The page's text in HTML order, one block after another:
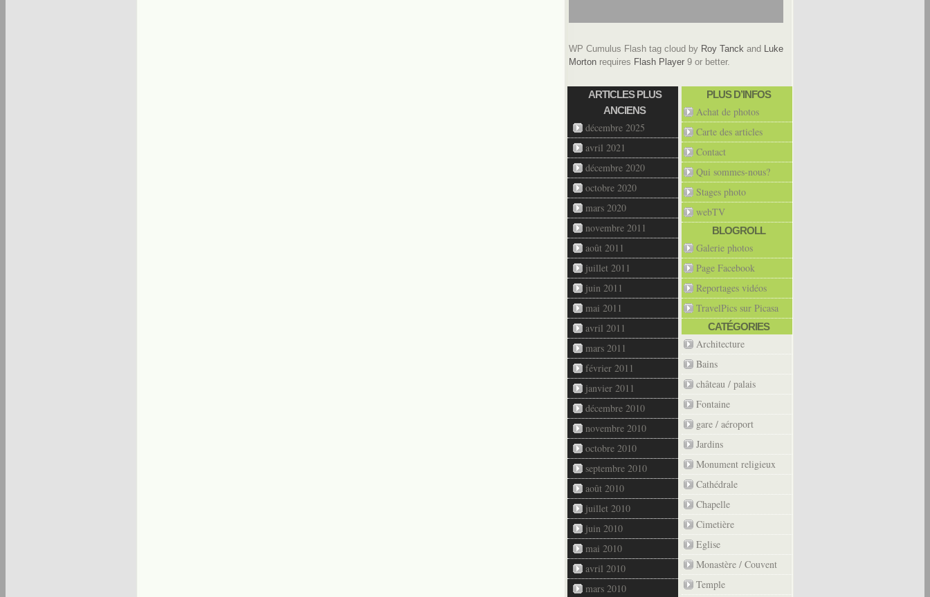
WP Cumulus Flash tag cloud by Roy Tanck and Luke
Morton requires Flash Player 9 or better.
ARTICLES PLUS
ANCIENS
décembre 2025
avril 2021
décembre 2020
octobre 2020
mars 2020
novembre 2011
août 2011
juillet 2011
juin 2011
mai 2011
avril 2011
mars 2011
février 2011
janvier 2011
décembre 2010
novembre 2010
octobre 2010
septembre 2010
août 2010
juillet 2010
juin 2010
mai 2010
avril 2010
mars 2010
PLUS D’INFOS
Achat de photos
Carte des articles
Contact
Qui sommes-nous?
Stages photo
webTV
BLOGROLL
Galerie photos
Page Facebook
Reportages vidéos
TravelPics sur Picasa
CATÉGORIES
Architecture
Bains
château / palais
Fontaine
gare / aéroport
Jardins
Monument religieux
Cathédrale
Chapelle
Cimetière
Eglise
Monastère / Couvent
Temple